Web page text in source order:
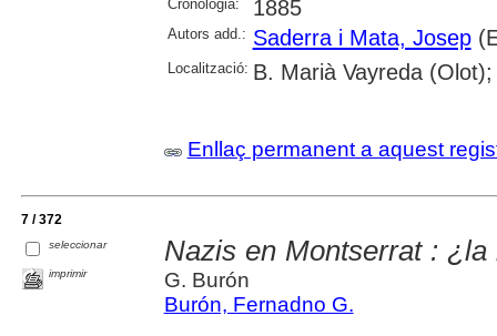
Cronologia: 1885
Autors add.: Saderra i Mata, Josep
Localització: B. Marià Vayreda
Enllaç permanent a aquest
7 / 372
seleccionar
imprimir
Nazis en Montserrat :
G. Burón
Burón, Fernadno G.